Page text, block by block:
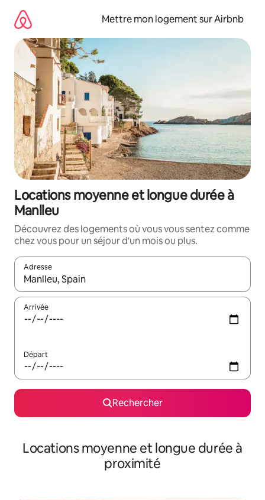
directement
contenu
Mettre mon logement sur Airbnb
Locations moyenne et longue durée à
Manlleu
Découvrez des logements où vous vous sentez comme
chez vous pour un séjour d'un mois ou plus.
Adresse
Lorsque les résultats s'affichent, utilisez les flèches vers le
Arrivée
Départ
Rechercher
Locations moyenne et longue durée à
proximité